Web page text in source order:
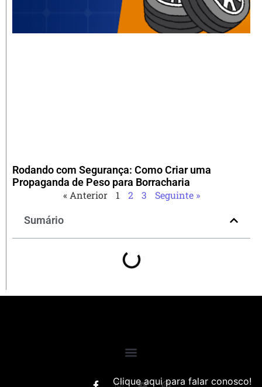
Rodando com Segurança: Como Criar uma
Propaganda de Peso para Borracharia
« Anterior
1 2 3 Seguinte »
Sumário
Clique aqui para falar conosco!